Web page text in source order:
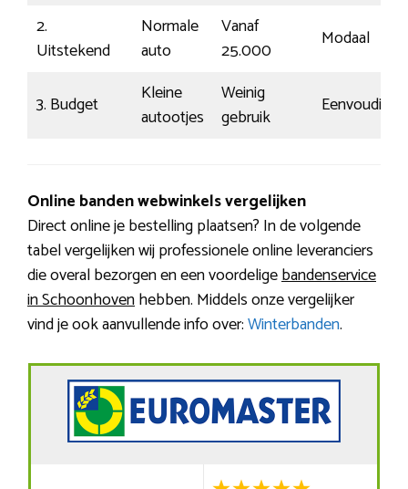
2.
Uitstekend
Normale
auto
Vanaf
25.000
Modaal
3. Budget
Kleine
autootjes
Weinig
gebruik
Eenvoudig
Online banden webwinkels vergelijken
Direct online je bestelling plaatsen? In de volgende
tabel vergelijken wij professionele online leveranciers
die overal bezorgen en een voordeligebandenservice
in Schoonhovenhebben. Middels onze vergelijker
vind je ook aanvullende info over:Winterbanden.